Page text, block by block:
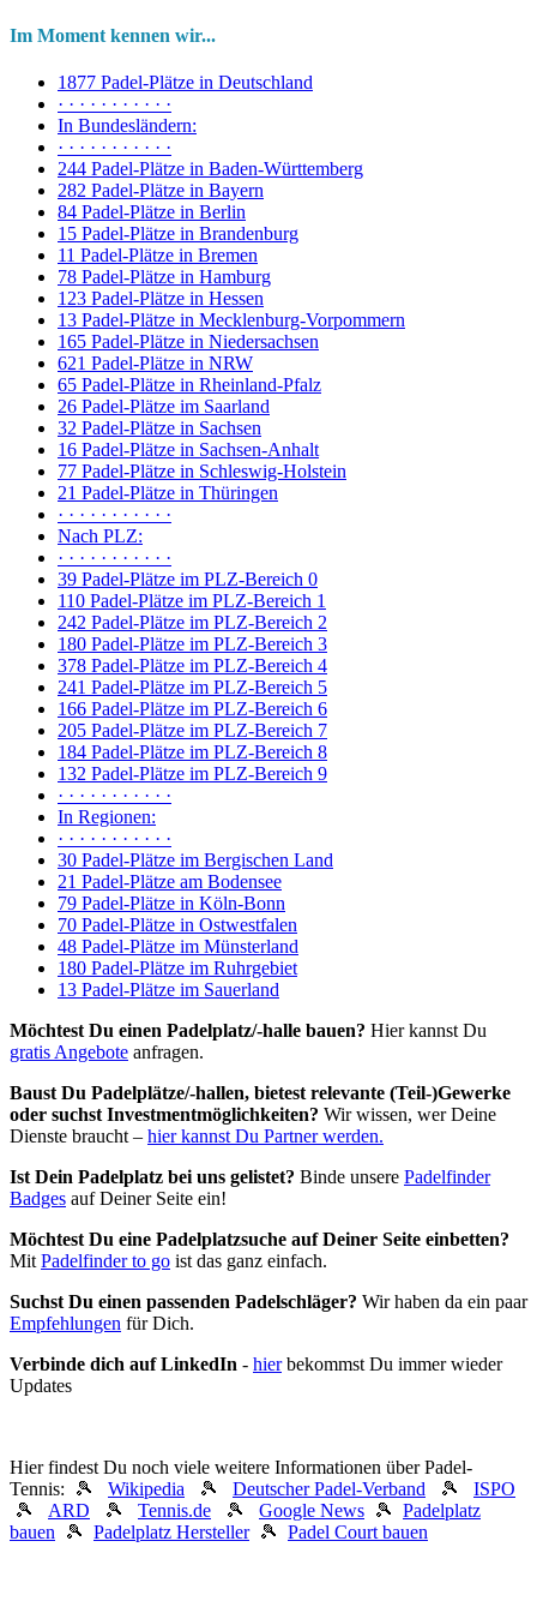
Im Moment kennen wir...
1877 Padel-Plätze in Deutschland
· · · · · · · · · · ·
In Bundesländern:
· · · · · · · · · · ·
244 Padel-Plätze in Baden-Württemberg
282 Padel-Plätze in Bayern
84 Padel-Plätze in Berlin
15 Padel-Plätze in Brandenburg
11 Padel-Plätze in Bremen
78 Padel-Plätze in Hamburg
123 Padel-Plätze in Hessen
13 Padel-Plätze in Mecklenburg-Vorpommern
165 Padel-Plätze in Niedersachsen
621 Padel-Plätze in NRW
65 Padel-Plätze in Rheinland-Pfalz
26 Padel-Plätze im Saarland
32 Padel-Plätze in Sachsen
16 Padel-Plätze in Sachsen-Anhalt
77 Padel-Plätze in Schleswig-Holstein
21 Padel-Plätze in Thüringen
· · · · · · · · · · ·
Nach PLZ:
· · · · · · · · · · ·
39 Padel-Plätze im PLZ-Bereich 0
110 Padel-Plätze im PLZ-Bereich 1
242 Padel-Plätze im PLZ-Bereich 2
180 Padel-Plätze im PLZ-Bereich 3
378 Padel-Plätze im PLZ-Bereich 4
241 Padel-Plätze im PLZ-Bereich 5
166 Padel-Plätze im PLZ-Bereich 6
205 Padel-Plätze im PLZ-Bereich 7
184 Padel-Plätze im PLZ-Bereich 8
132 Padel-Plätze im PLZ-Bereich 9
· · · · · · · · · · ·
In Regionen:
· · · · · · · · · · ·
30 Padel-Plätze im Bergischen Land
21 Padel-Plätze am Bodensee
79 Padel-Plätze in Köln-Bonn
70 Padel-Plätze in Ostwestfalen
48 Padel-Plätze im Münsterland
180 Padel-Plätze im Ruhrgebiet
13 Padel-Plätze im Sauerland
Möchtest Du einen Padelplatz/-halle bauen? Hier kannst Du
gratis Angebote anfragen.
Baust Du Padel­plätze/-hallen, bietest relevante (Teil-)Gewerke
oder suchst In­vest­ment­möglich­keiten? Wir wissen, wer Deine
Dienste braucht – hier kannst Du Partner werden.
Ist Dein Padelplatz bei uns gelistet? Binde unsere Padelfinder
Badges auf Deiner Seite ein!
Möchtest Du eine Padelplatzsuche auf Deiner Seite einbetten?
MitPadelfinder to go ist das ganz einfach.
Suchst Du einen passenden Padelschläger? Wir haben da ein paar
Empfehlungen für Dich.
Verbinde dich auf LinkedIn - hierbekommst Du immer wieder
Updates
Hier findest Du noch viele weitere Informationen über Padel-
Tennis: 🎾 Wikipedia 🎾 Deutscher Padel-Verband 🎾 ISPO
🎾 ARD 🎾 Tennis.de 🎾 Google News 🎾 Padelplatz
bauen 🎾 Padelplatz Hersteller🎾 Padel Court bauen